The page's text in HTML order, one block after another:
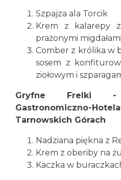
Szpajza ala Torcik
Krem z kalarepy
prażonymi migdałami
Comber z królika w
sosem z
ziołowym i
Gryfne Frelki -
Tarnowskich Górach
Nadziana piękna z
Krem z oberiby na
Kaczka w